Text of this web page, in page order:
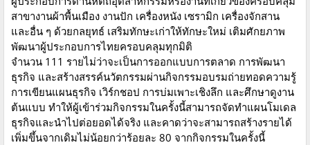
สาขางานผ้าพื้นเมือง งานปัก เครื่องหนัง เซรามิก เครื่องจักสาน
และอื่น ๆ ด้วยกลยุทธ์ เสริมทักษะเก่าให้ทักษะใหม่ เติมศักยภาพ
พัฒนาผู้ประกอบการไทยครอบคลุมทุกมิติ
จำนวน 111 รายไม่ว่าจะเป็นการออกแบบการตลาด การพัฒนา
ธุรกิจ และสร้างสรรค์นวัตกรรมผ่านกิจกรรมอบรมถ่ายทอดความรู้
การเขียนแผนธุรกิจ เวิร์กชอป การบ่มเพาะเชิงลึก และศึกษาดูงาน
ต้นแบบ ทำให้ผู้เข้าร่วมกิจกรรมในครั้งนี้สามารถจัดทำแผนโมเดล
ธุรกิจและนำไปต่อยอดได้จริง และคาดว่าจะสามารถสร้างรายได้
เพิ่มขึ้นจากเดิมไม่น้อยกว่าร้อยละ 80 จากกิจกรรมในครั้งนี้